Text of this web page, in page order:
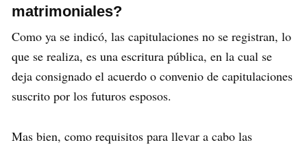
matrimoniales?
Como ya se indicó, las capitulaciones no se registran, lo
que se realiza, es una escritura pública, en la cual se
deja consignado el acuerdo o convenio de capitulaciones
suscrito por los futuros esposos.
Mas bien, como requisitos para llevar a cabo las